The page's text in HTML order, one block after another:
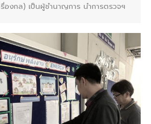
องกล) เป็นผู้ชำนาญการ นำการตรวจฯ